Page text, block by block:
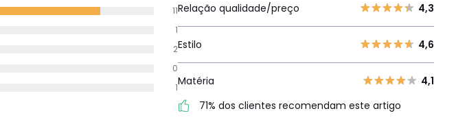
1
0
2
1
11Relação qualidade/preço 4,3
Estilo 4,6
Matéria
4,1
71% dos clientes recomendam este artigo